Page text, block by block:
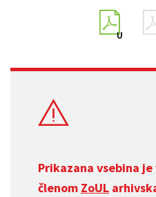
Prikazana vsebina je
členom ZoUL